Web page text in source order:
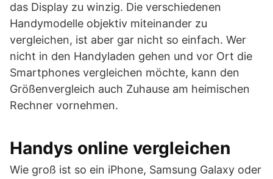
das Display zu winzig. Die verschiedenen
Handymodelle objektiv miteinander zu
vergleichen, ist aber gar nicht so einfach. Wer
nicht in den Handyladen gehen und vor Ort die
Smartphones vergleichen möchte, kann den
Größenvergleich auch Zuhause am heimischen
Rechner vornehmen.
Handys online vergleichen
Wie groß ist so ein iPhone, Samsung Galaxy oder